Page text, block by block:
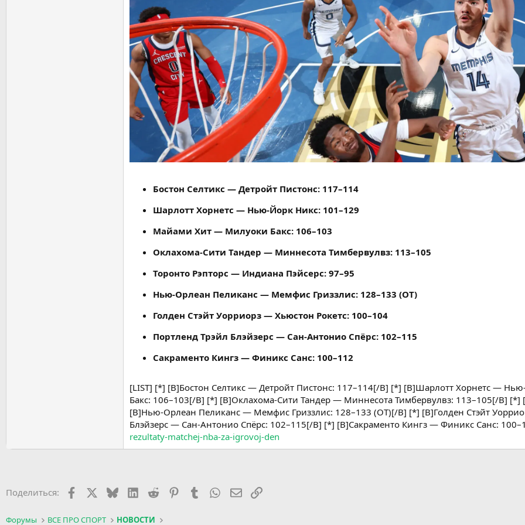
Бостон Селтикс — Детройт Пистонс: 117–114
Шарлотт Хорнетс — Нью-Йорк Никс: 101–129
Майами Хит — Милуоки Бакс: 106–103
Оклахома-Сити Тандер — Миннесота Тимбервулвз: 113–105
Торонто Рэпторс — Индиана Пэйсерс: 97–95
Нью-Орлеан Пеликанс — Мемфис Гриззлис: 128–133 (ОТ)
Голден Стэйт Уорриорз — Хьюстон Рокетс: 100–104
Портленд Трэйл Блэйзерс — Сан-Антонио Спёрс: 102–115
Сакраменто Кингз — Финикс Санс: 100–112
[LIST] [*] [B]Бостон Селтикс — Детройт Пистонс: 117–114[/B] [*] [B]Шарлотт Хорнетс —
Бакс: 106–103[/B] [*] [B]Оклахома-Сити Тандер — Миннесота Тимбервулвз: 113–105[/B]
[B]Нью-Орлеан Пеликанс — Мемфис Гриззлис: 128–133 (ОТ)[/B] [*] [B]Голден Стэйт
Блэйзерс — Сан-Антонио Спёрс: 102–115[/B] [*] [B]Сакраменто Кингз — Финикс Санс:
rezultaty-matchej-nba-za-igrovoj-den
Поделиться: FacebookX (Twitter)
BlueskyLinkedIn
Reddit PinterestTumblr WhatsApp
Электронная почта
Ссылка
Форумы ВСЕ ПРО СПОРТ НОВОСТИ